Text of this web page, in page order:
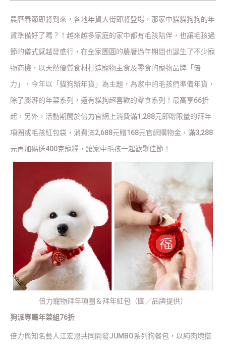
農曆春節即將到來，各地年貨大街即將登場，那家中貓貓狗狗的年
貨準備好了嗎？！越來越多家庭的家中都有毛孩陪伴，也讓毛孩過
節的儀式感越發盛行，在全家團圓的農曆過年期間也誕生了不少寵
物商機，以天然優質食材打造寵物主食及零食的寵物品牌「倍
力」，今年以「貓狗辦年貨」為主題，為家中的毛孩們準備年貨，
除了膨湃的年菜系列，還有貓狗超喜歡的零食系列！最高享66折
起，另外，活動期間於倍力官網上消費滿1,288元即贈限量的拜年
項圈或毛孩紅包袋，消費滿2,688元贈168元官網購物金，滿3,288
元再加碼送400克寵糧，讓家中毛孩一起歡聚佳節！
倍力寵物拜年項圈＆拜年紅包（圖／品牌提供）
狗派專屬年菜組76折
倍力與知名藝人江宏恩共同開發JUMBO系列狗餐包，以純肉塊搭